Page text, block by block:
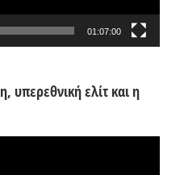
01:07:00
υπερεθνική ελίτ και η